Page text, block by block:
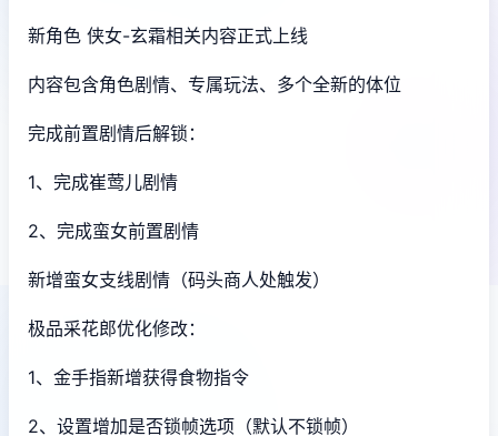
新角色 侠女-玄霜相关内容正式上线
内容包含角色剧情、专属玩法、多个全新的体位
完成前置剧情后解锁：
1、完成崔莺儿剧情
2、完成蛮女前置剧情
新增蛮女支线剧情（码头商人处触发）
极品采花郎优化修改：
1、金手指新增获得食物指令
2、设置增加是否锁帧选项（默认不锁帧）